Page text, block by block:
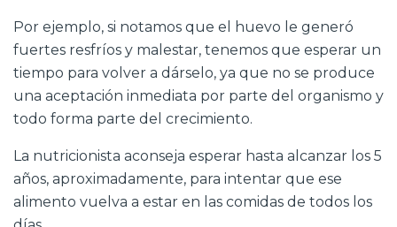
Por ejemplo, si notamos que el huevo le generó
fuertes resfríos y malestar, tenemos que esperar un
tiempo para volver a dárselo, ya que no se produce
una aceptación inmediata por parte del organismo y
todo forma parte del crecimiento.
La nutricionista aconseja esperar hasta alcanzar los 5
años, aproximadamente, para intentar que ese
alimento vuelva a estar en las comidas de todos los